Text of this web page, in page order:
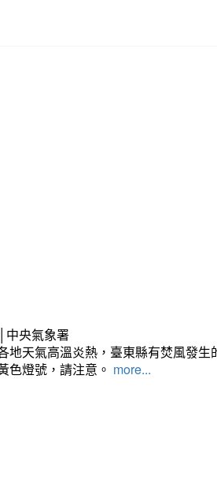
中央氣象署
地天氣高溫炎熱，臺東縣有焚風發
色燈號，請注意。 more...